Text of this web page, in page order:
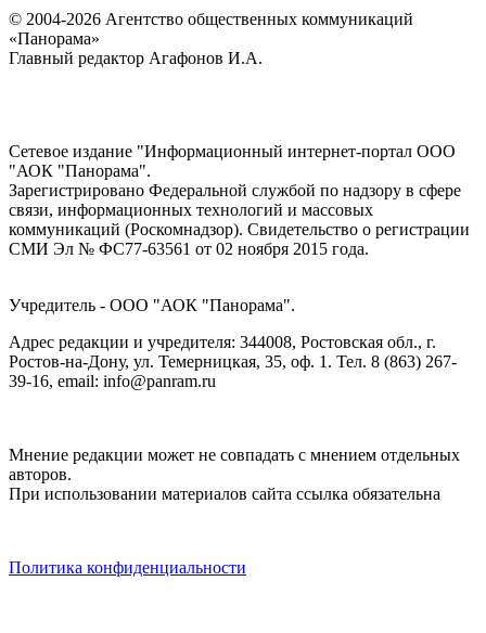
© 2004-2026 Агентство общественных коммуникаций
«Панорама»
Главный редактор Агафонов И.А.
Сетевое издание "Информационный интернет-портал ООО
"АОК "Панорама".
Зарегистрировано Федеральной службой по надзору в сфере
связи, информационных технологий и массовых
коммуникаций (Роскомнадзор). Cвидетельство о регистрации
СМИ Эл № ФС77-63561 от 02 ноября 2015 года.
Учредитель - ООО "АОК "Панорама".
Адрес редакции и учредителя: 344008, Ростовская обл., г.
Ростов-на-Дону, ул. Темерницкая, 35, оф. 1. Тел. 8 (863) 267-
39-16, email: info@panram.ru
Мнение редакции может не совпадать с мнением отдельных
авторов.
При использовании материалов сайта ссылка обязательна
Политика конфиденциальности